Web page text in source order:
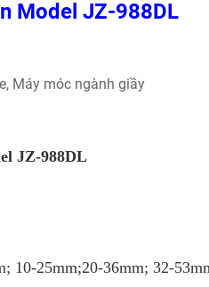
Model JZ-988DL
, Máy móc ngành giầy
JZ-988DL
10-25mm;20-36mm; 32-